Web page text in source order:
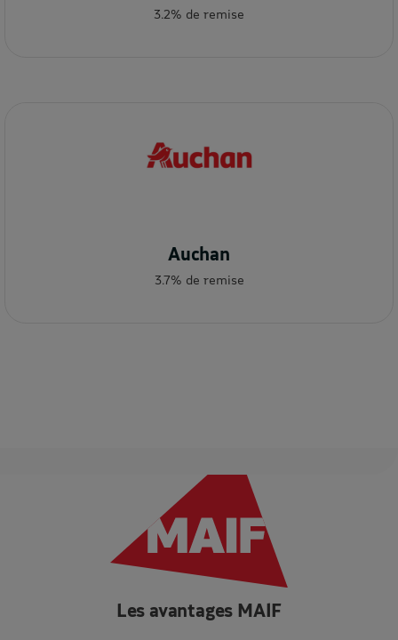
3.2% de remise
Auchan
3.7% de remise
Les avantages MAIF